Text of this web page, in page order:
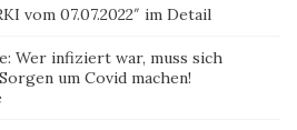
vom 07.07.2022″ im Detail
Wer infiziert war, muss sich
um Covid machen!